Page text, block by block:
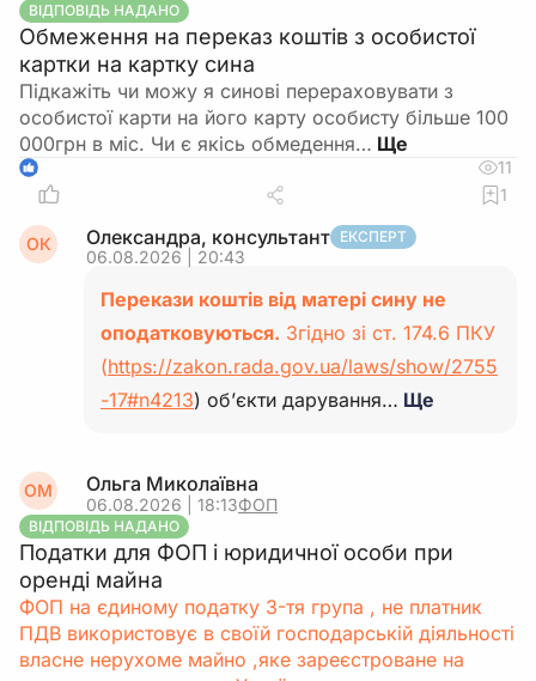
ВІДПОВІДЬ НАДАНО
Обмеження на переказ коштів з особистої
картки на картку сина
Підкажіть чи можу я синові перераховувати з
особистої карти на його карту особисту більше 100
000грн в міс. Чи є якісь обмедення…
1
11
1
ОК Олександра, консультант ЕКСПЕРТ
06.08.2026 | 20:43
Перекази коштів від матері сину не
оподатковуються. Згідно зі ст. 174.6 ПКУ
(https://zakon.rada.gov.ua/laws/show/2755
-17#n4213) об’єкти дарування… Ще
ОМ Ольга Миколаївна
06.08.2026 | 18:13ФОП
ВІДПОВІДЬ НАДАНО
Податки для ФОП і юридичної особи при
оренді майна
ФОП на єдиному податку 3-тя група , не платник
ПДВ використовує в своїй господарській діяльності
власне нерухоме майно ,яке зареєстроване на